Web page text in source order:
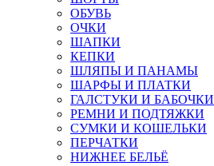
ОБУВЬ
ОЧКИ
ШАПКИ
КЕПКИ
ШЛЯПЫ И ПАНАМЫ
ШАРФЫ И ПЛАТКИ
ГАЛСТУКИ И БАБОЧКИ
РЕМНИ И ПОДТЯЖКИ
СУМКИ И КОШЕЛЬКИ
ПЕРЧАТКИ
НИЖНЕЕ БЕЛЬЁ